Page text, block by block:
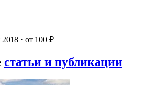
· от 100 ₽
статьи и публикации